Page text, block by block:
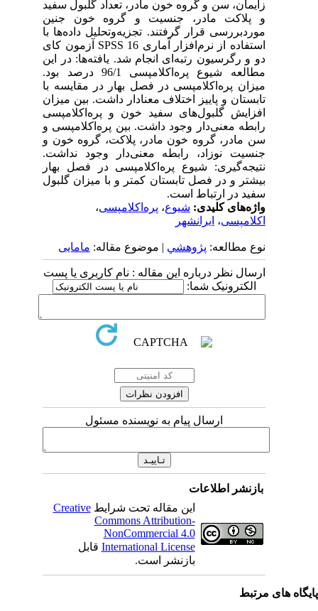
زایمان، سن و گروه خون مادر، تعداد گلبول سفید
و پلاکت مادر، جنسیت و گروه خون جنین
موردبررسی قرار گرفتند. تجزیه‌وتحلیل داده‌ها با
استفاده از نرم‌افزار آماری SPSS 16 آزمون کای
دو و رگرسیون رتبه‌ای انجام شد. یافته‌ها: در این
مطالعه شیوع پره‌اکلامپسی 96/1 درصد بود.
میزان پره‌اکلامپسی در فصل بهار در مقایسه با
تابستان و پاییز اختلاف معنادار داشت. بین میزان
افزایش گلبول‌های سفید خون و پره‌اکلامپسی
رابطه معنی‌دار وجود داشت. بین پره‌اکلامپسی و
سن مادر، گروه خون مادر، پلاکت، گروه خون و
جنسیت نوزاد، رابطه معنی‌دار وجود نداشت.
نتیجه‌گیری: شیوع پره‌اکلامپسی در فصل بهار
بیشتر و در فصل تابستان کمتر و با میزان گلبول
سفید در ارتباط است.
واژه‌های کلیدی:شیوع‌،پره‌اکلامپسی،
‌
اکلامپسی،ایرانشهر
نوع مطالعه:پژوهشي| موضوع مقاله:مامایی
ارسال نظر درباره این مقاله : نام کاربری یا پست
الکترونیک شما:
ارسال پیام به نویسنده مسئول
بازنشر اطلاعات
این مقاله تحت شرایطCreative
Commons Attribution-
NonCommercial 4.0
International Licenseقابل
بازنشر است.
های مرتبط